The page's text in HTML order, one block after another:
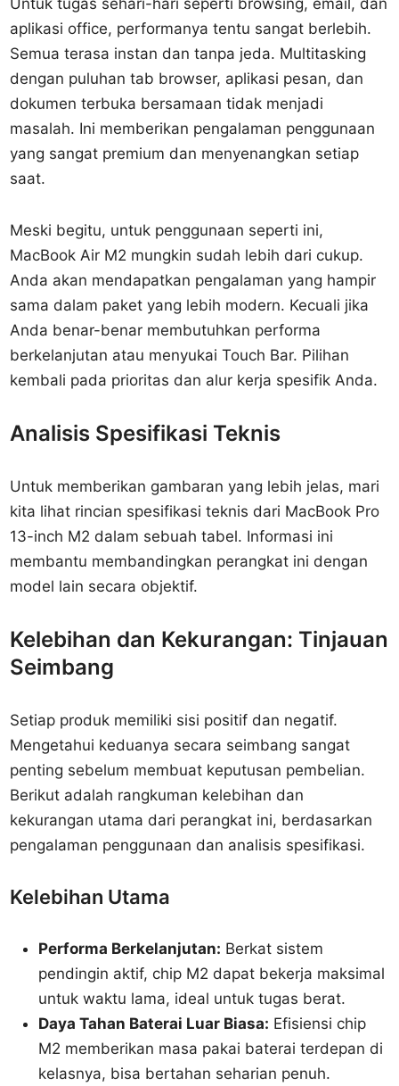
Untuk tugas sehari-hari seperti browsing, email, dan
aplikasi office, performanya tentu sangat berlebih.
Semua terasa instan dan tanpa jeda. Multitasking
dengan puluhan tab browser, aplikasi pesan, dan
dokumen terbuka bersamaan tidak menjadi
masalah. Ini memberikan pengalaman penggunaan
yang sangat premium dan menyenangkan setiap
saat.
Meski begitu, untuk penggunaan seperti ini,
MacBook Air M2 mungkin sudah lebih dari cukup.
Anda akan mendapatkan pengalaman yang hampir
sama dalam paket yang lebih modern. Kecuali jika
Anda benar-benar membutuhkan performa
berkelanjutan atau menyukai Touch Bar. Pilihan
kembali pada prioritas dan alur kerja spesifik Anda.
Analisis Spesifikasi Teknis
Untuk memberikan gambaran yang lebih jelas, mari
kita lihat rincian spesifikasi teknis dari MacBook Pro
13-inch M2 dalam sebuah tabel. Informasi ini
membantu membandingkan perangkat ini dengan
model lain secara objektif.
Kelebihan dan Kekurangan: Tinjauan
Seimbang
Setiap produk memiliki sisi positif dan negatif.
Mengetahui keduanya secara seimbang sangat
penting sebelum membuat keputusan pembelian.
Berikut adalah rangkuman kelebihan dan
kekurangan utama dari perangkat ini, berdasarkan
pengalaman penggunaan dan analisis spesifikasi.
Kelebihan Utama
Performa Berkelanjutan: Berkat sistem
pendingin aktif, chip M2 dapat bekerja maksimal
untuk waktu lama, ideal untuk tugas berat.
Daya Tahan Baterai Luar Biasa: Efisiensi chip
M2 memberikan masa pakai baterai terdepan di
kelasnya, bisa bertahan seharian penuh.